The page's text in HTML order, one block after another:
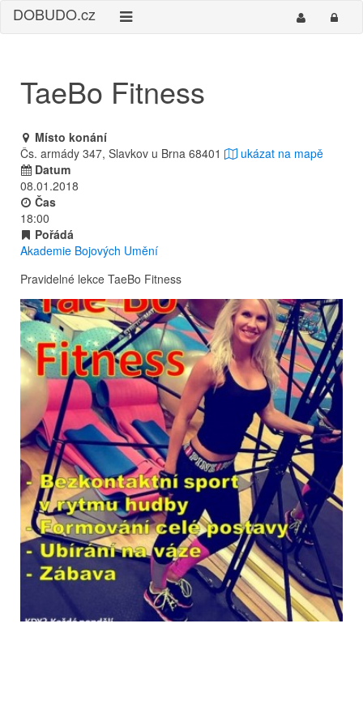
DOBUDO.cz
TaeBo Fitness
Místo konání
Čs. armády 347, Slavkov u Brna 68401
ukázat na mapě
Datum
08.01.2018
Čas
18:00
Pořádá
Akademie Bojových Umění
Pravidelné lekce TaeBo Fitness